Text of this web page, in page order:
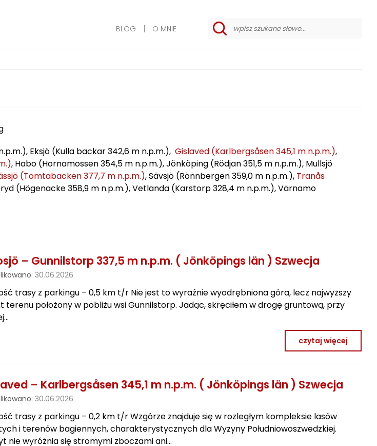
BLOG O MNIE
Eksjö (Kulla backar 342,6 m n.p.m.), Gislaved (Karlbergsåsen 345,1 m n.p.m.),
, Habo (Hornamossen 354,5 m n.p.m.), Jönköping (Rödjan 351,5 m n.p.m.), Mullsjö
(Tomtabacken 377,7 m n.p.m.), Sävsjö (Rönnbergen 359,0 m n.p.m.), Tranås
(Högenacke 358,9 m n.p.m.), Vetlanda (Karstorp 328,4 m n.p.m.), Värnamo
– Gunnilstorp 337,5 m n.p.m. ( Jönköpings län ) Szwecja
30.06.2026
trasy z parkingu – 0,5 km t/r Nie jest to wyraźnie wyodrębniona góra, lecz najwyższy
terenu położony w pobliżu wsi Gunnilstorp. Jadąc, skręciłem w drogę gruntową, przy
czytaj więcej
– Karlbergsåsen 345,1 m n.p.m. ( Jönköpings län ) Szwecja
30.06.2026
trasy z parkingu – 0,2 km t/r Wzgórze znajduje się w rozległym kompleksie lasów
i terenów bagiennych, charakterystycznych dla Wyżyny Południowoszwedzkiej.
nie wyróżnia się stromymi zboczami ani…